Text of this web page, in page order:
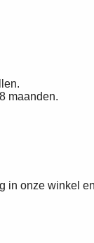
maanden.
in onze winkel